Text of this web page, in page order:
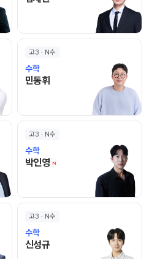
기
고3 · N수
수학
민동휘민동휘 선생님 홈 바로가기
기
고3 · N수
수학
박인영 N 박인영 선생님 홈 바로
로가기
고3 · N수
수학
신성규신성규 선생님 홈 바로가기